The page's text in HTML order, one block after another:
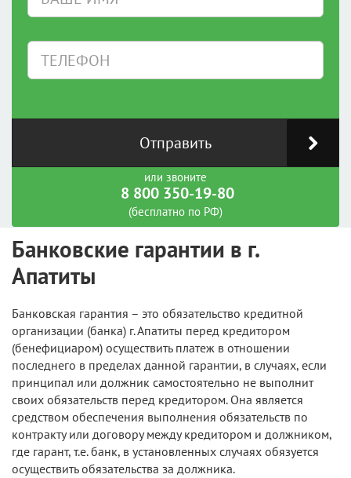
Отправить
или звоните
8 800 350-19-80
(бесплатно по РФ)
Банковские гарантии в г.
Апатиты
Банковская гарантия – это обязательство кредитной
организации (банка) г. Апатиты перед кредитором
(бенефициаром) осуществить платеж в отношении
последнего в пределах данной гарантии, в случаях, если
принципал или должник самостоятельно не выполнит
своих обязательств перед кредитором. Она является
средством обеспечения выполнения обязательств по
контракту или договору между кредитором и должником,
где гарант, т.е. банк, в установленных случаях обязуется
осуществить обязательства за должника.